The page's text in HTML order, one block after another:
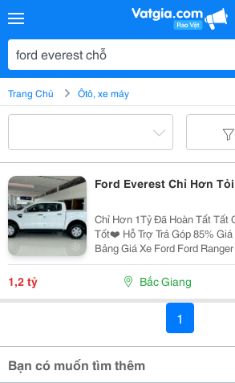
Trang Chủ Ôtô, xe máy
Ford Everest Chỉ Hơn Tỏi
Chỉ Hơn 1Tỷ Đã Hoàn Tất Tất
Tốt❤️ Hỗ Trợ Trả Góp 85% Giá Trị Xe Giao Xe Tại Nhà
Bảng Giá Xe Ford Ford Ranger -Xl 2.2L 4X4 Mt :
628,000,000₫ -Xls 2.2L 4X2 Mt : 642,000,000₫ -Xls 2.2L
1,2 tỷ Bắc Giang
1
Bạn có muốn tìm thêm